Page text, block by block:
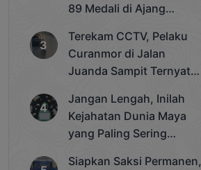
89 Medali di Ajang
Cup 2025
Terekam CCTV, Pelaku
Curanmor di Jalan
Juanda Sampit Ternyata
Jangan Lengah, Inilah
Kejahatan Dunia Maya
yang Paling Sering
Siapkan Saksi Permanen,